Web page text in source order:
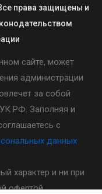
права защищены и
сайте, может
администрации
за собой
РФ. Заполняя и
с
данных
характер и ни при
офертой,